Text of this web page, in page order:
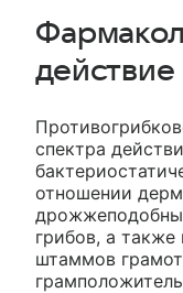
действие
спектра
отношении
грибов, а
штаммов